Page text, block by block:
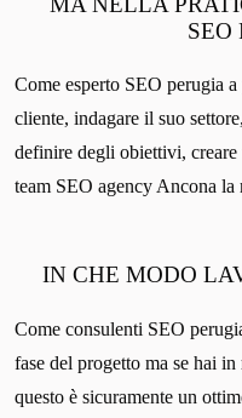
SEO
Come esperto SEO perugia
cliente, indagare il suo
definire degli obiettivi,
team SEO agency Ancona la
IN CHE MODO
Come consulenti SEO
fase del progetto ma se hai
questo è sicuramente un